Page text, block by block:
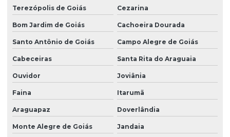
Terezópolis de Goiás Cezarina
Bom Jardim de Goiás Cachoeira Dourada
Santo Antônio de Goiás Campo Alegre de Goiás
Cabeceiras Santa Rita do Araguaia
Ouvidor Joviânia
Faina Itarumã
Araguapaz Doverlândia
Monte Alegre de Goiás Jandaia